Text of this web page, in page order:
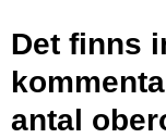
Det finns
antal